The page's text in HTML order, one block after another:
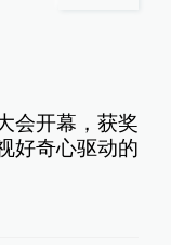
会开幕，获奖
好奇心驱动的